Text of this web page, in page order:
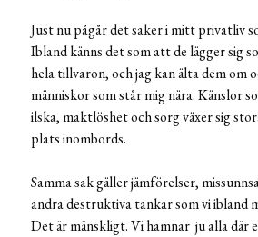
Just nu pågår det saker i mitt privatliv
Ibland känns det som att de lägger sig
hela tillvaron, och jag kan älta dem om
människor som står mig nära. Känslor
ilska, maktlöshet och sorg växer sig
plats inombords.
Samma sak gäller jämförelser,
andra destruktiva tankar som vi ibland
Det är mänskligt. Vi hamnar ju alla där